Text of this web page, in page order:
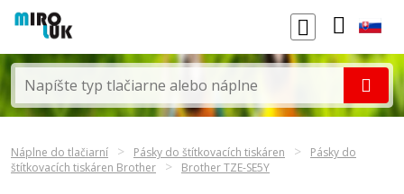
Náplne do tlačiarní Pásky do štítkovacích tiskáren
Pásky do
štítkovacích tiskáren Brother
Brother TZE-SE5Y